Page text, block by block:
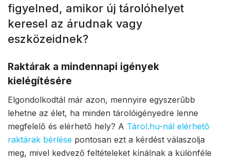
figyelned, amikor új tárolóhelyet
keresel az árudnak vagy
eszközeidnek?
Raktárak a mindennapi igények
kielégítésére
Elgondolkodtál már azon, mennyire egyszerűbb
lehetne az élet, ha minden tárolóigényedre lenne
megfelelő és elérhető hely? A Tárol.hu-nál elérhető
raktárak bérlése pontosan ezt a kérdést válaszolja
meg, mivel kedvező feltételeket kínálnak a különféle